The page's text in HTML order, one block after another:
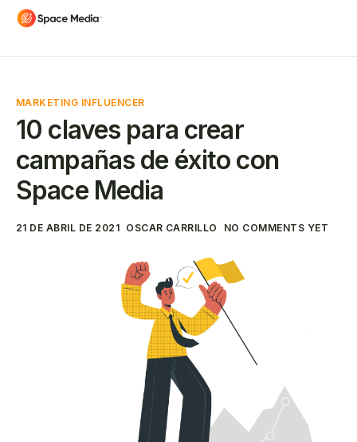
MARKETING INFLUENCER
10 claves para crear
campañas de éxito con
Space Media
21 DE ABRIL DE 2021 OSCAR CARRILLO NO COMMENTS YET